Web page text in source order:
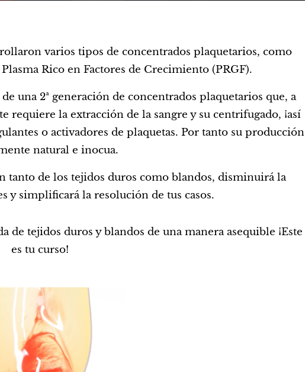
varios tipos de concentrados plaquetarios, como
Rico en Factores de Crecimiento (PRGF).
una 2ª generación de concentrados plaquetarios que, a
requiere la extracción de la sangre y su centrifugado, ¡así
o activadores de plaquetas. Por tanto su producción
natural e inocua.
tanto de los tejidos duros como blandos, disminuirá la
y simplificará la resolución de tus casos.
de tejidos duros y blandos de una manera asequible ¡Este
es tu curso!